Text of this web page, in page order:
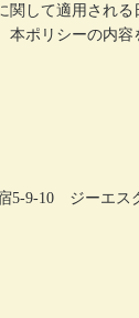
関して適用され
本ポリシーの内容
5-9-10 ジーエス